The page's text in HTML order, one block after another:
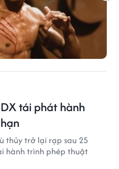
tái phát hành
thủy trở lại rạp sau 25
hành trình phép thuật